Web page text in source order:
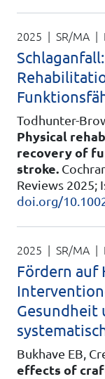
2025 | SR/MA |
Todhunter-
Physical
recovery of
stroke.
Reviews 2025;
doi.org/
2025 | SR/MA |
Fördern auf
Gesundheit
Bukhave EB,
effects of